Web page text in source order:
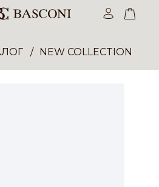
NEW COLLECTION